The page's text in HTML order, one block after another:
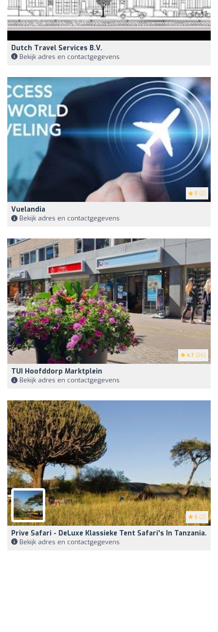
Dutch Travel Services B.V.
Bekijk adres en contactgegevens
5 (2)
Vuelandia
Bekijk adres en contactgegevens
4.7 (26)
TUI Hoofddorp Marktplein
Bekijk adres en contactgegevens
5 (2)
Prive Safari - DeLuxe Klassieke Tent Safari's In Tanzania.
Bekijk adres en contactgegevens